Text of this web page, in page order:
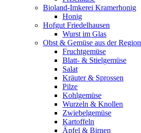
Bioland-Imkerei Kramerhonig
Honig
Hofgut Friedelhausen
Wurst im Glas
Obst & Gemüse aus der Region
Fruchtgemüse
Blatt- & Stielgemüse
Salat
Kräuter & Sprossen
Pilze
Kohlgemüse
Wurzeln & Knollen
Zwiebelgemüse
Kartoffeln
Äpfel & Birnen